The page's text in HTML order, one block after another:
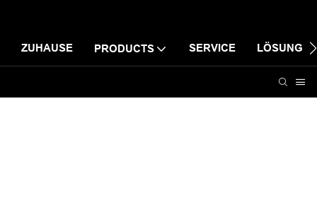
ZUHAUSE PRODUCTS SERVICE LÖSUNG